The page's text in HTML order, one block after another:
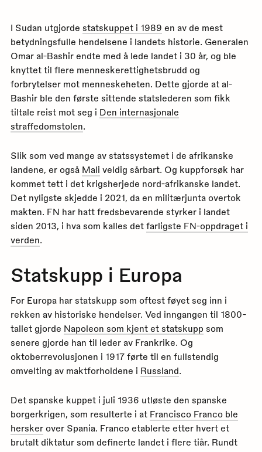
I Sudan utgjorde statskuppet i 1989 en av de mest
betydningsfulle hendelsene i landets historie. Generalen
Omar al-Bashir endte med å lede landet i 30 år, og ble
knyttet til flere menneskerettighetsbrudd og
forbrytelser mot menneskeheten. Dette gjorde at al-
Bashir ble den første sittende statslederen som fikk
tiltale reist mot seg i Den internasjonale
straffedomstolen.
Slik som ved mange av statssystemet i de afrikanske
landene, er også Mali veldig sårbart. Og kuppforsøk har
kommet tett i det krigsherjede nord-afrikanske landet.
Det nyligste skjedde i 2021, da en militærjunta overtok
makten. FN har hatt fredsbevarende styrker i landet
siden 2013, i hva som kalles det farligste FN-oppdraget i
verden.
Statskupp i Europa
For Europa har statskupp som oftest føyet seg inn i
rekken av historiske hendelser. Ved inngangen til 1800-
tallet gjorde Napoleon som kjent et statskupp som
senere gjorde han til leder av Frankrike. Og
oktoberrevolusjonen i 1917 førte til en fullstendig
omvelting av maktforholdene i Russland.
Det spanske kuppet i juli 1936 utløste den spanske
borgerkrigen, som resulterte i at Francisco Franco ble
herskerover Spania. Franco etablerte etter hvert et
brutalt diktatur som definerte landet i flere tiår. Rundt